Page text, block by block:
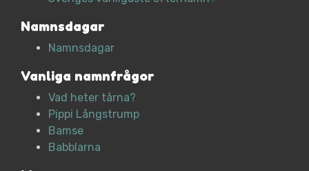
Namnsdagar
Namnsdagar
Vanliga namnfrågor
Vad heter tårna?
Pippi Långstrump
Bamse
Babblarna